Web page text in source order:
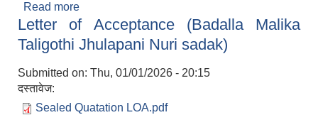
Read more
and Supply of Medicine and Surgical Item)
Letter of Acceptance (Badalla Malika
Taligothi Jhulapani Nuri sadak)
Submitted on: Thu, 01/01/2026 - 20:15
दस्तावेज:
Sealed Quatation LOA.pdf